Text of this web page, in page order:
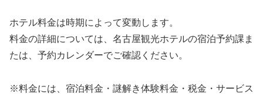
ホテル料金は時期によって変動します。
料金の詳細については、名古屋観光ホテルの宿泊予約課ま
たは、予約カレンダーでご確認ください。
※料金には、宿泊料金・謎解き体験料金・税金・サービス